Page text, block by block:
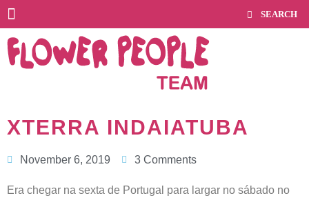
XTERRA INDAIATUBA
November 6, 2019 3 Comments
Era chegar na sexta de Portugal para largar no sábado no